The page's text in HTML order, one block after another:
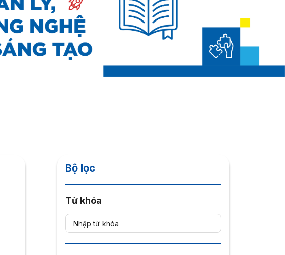
Bộ lọc
Từ khóa